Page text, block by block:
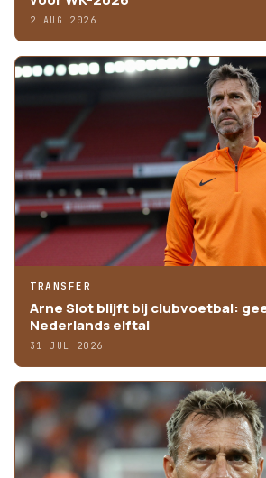
2 AUG 2026
TRANSFER
Arne Slot blijft bij clubvoetbal:
Nederlands elftal
31 JUL 2026